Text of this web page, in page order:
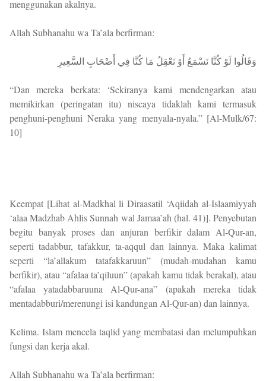
menggunakan akalnya.
Allah Subhanahu wa Ta’ala berfirman:
وَقَالُوا لَوْ كُنَّا نَسْمَعُ أَوْ نَعْقِلُ مَا كُنَّا فِي أَصْحَابِ السَّعِيرِ
“Dan mereka berkata: ‘Sekiranya kami mendengarkan atau
memikirkan (peringatan itu) niscaya tidaklah kami termasuk
penghuni-penghuni Neraka yang menyala-nyala.” [Al-Mulk/67:
10]
Keempat [Lihat al-Madkhal li Diraasatil ‘Aqiidah al-Islaamiyyah
‘alaa Madzhab Ahlis Sunnah wal Jamaa’ah (hal. 41)]. Penyebutan
begitu banyak proses dan anjuran berfikir dalam Al-Qur-an,
seperti tadabbur, tafakkur, ta-aqqul dan lainnya. Maka kalimat
seperti “la’allakum tatafakkaruun” (mudah-mudahan kamu
berfikir), atau “afalaa ta’qiluun” (apakah kamu tidak berakal), atau
“afalaa yatadabbaruuna Al-Qur-ana” (apakah mereka tidak
mentadabburi/merenungi isi kandungan Al-Qur-an) dan lainnya.
Kelima. Islam mencela taqlid yang membatasi dan melumpuhkan
fungsi dan kerja akal.
Allah Subhanahu wa Ta’ala berfirman: